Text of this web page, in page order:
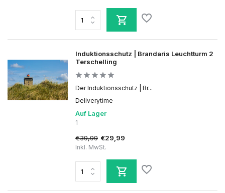
Induktionsschutz | Brandaris Leuchtturm 2
Terschelling
Der Induktionsschutz | Br...
Deliverytime
Auf Lager
1
€39,99 €29,99
Inkl. MwSt.